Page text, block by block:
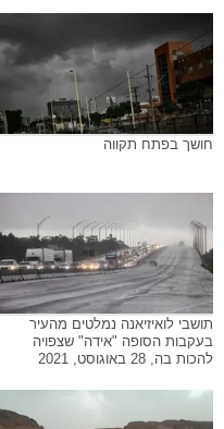
חושך בפתח תקווה
תושבי לואיזיאנה נמלטים מהעיר
בעקבות הסופה "אידה" שצפויה
להכות בה, 28 באוגוסט, 2021